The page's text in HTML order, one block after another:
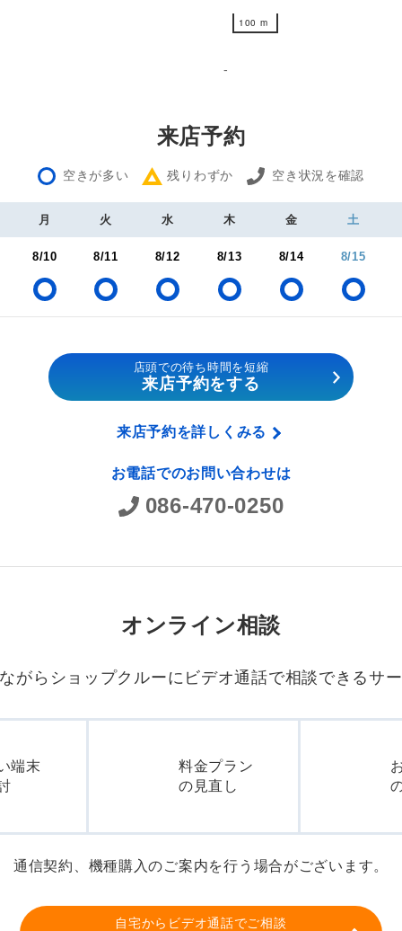
100 m
100 m
-
来店予約
空きが多い 残りわずか 空き状況を確認
月 火 水 木 金 土
8/10 8/11 8/12 8/13 8/14 8/15
店頭での待ち時間を短縮
来店予約をする
来店予約を詳しくみる
お電話でのお問い合わせは
086-470-0250
オンライン相談
がらショップクルーに ビデオ通話で相談できるサ
端末
料金プラン
の見直し
通信契約、機種購入のご案内を行う場合がございます。
自宅からビデオ通話でご相談